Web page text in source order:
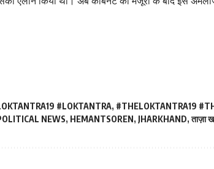
#LOKTANTRA, #THELOKTANTRA19
NEWS, HEMANTSOREN, JHARKHAND,ताज़ा